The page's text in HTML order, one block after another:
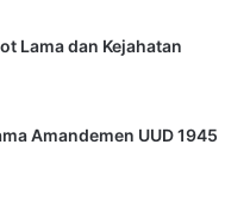
Lama dan Kejahatan
Amandemen UUD 1945